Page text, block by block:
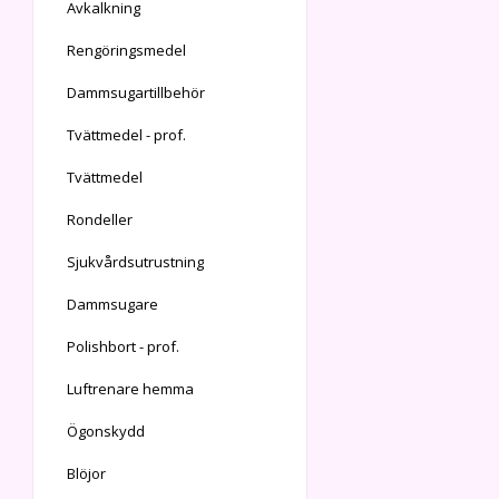
Avkalkning
Rengöringsmedel
Dammsugartillbehör
Tvättmedel - prof.
Tvättmedel
Rondeller
Sjukvårdsutrustning
Dammsugare
Polishbort - prof.
Luftrenare hemma
Ögonskydd
Blöjor